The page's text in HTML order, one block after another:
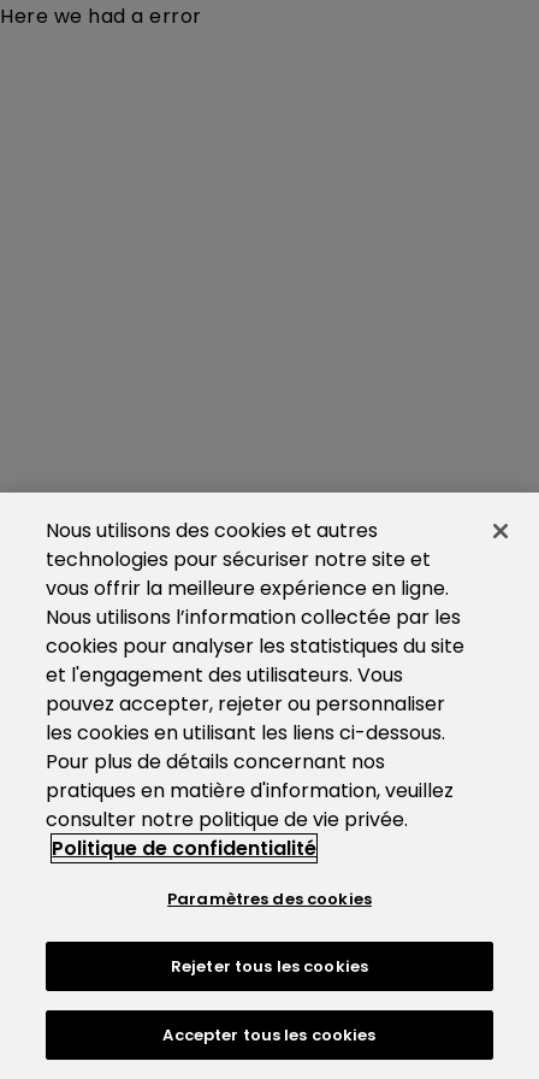
Here we had a error
Nous utilisons des cookies et autres
technologies pour sécuriser notre site et
vous offrir la meilleure expérience en ligne.
Nous utilisons l’information collectée par les
cookies pour analyser les statistiques du site
et l'engagement des utilisateurs. Vous
pouvez accepter, rejeter ou personnaliser
les cookies en utilisant les liens ci-dessous.
Pour plus de détails concernant nos
pratiques en matière d'information, veuillez
consulter notre politique de vie privée.
Politique de confidentialité
Paramètres des cookies
Rejeter tous les cookies
Accepter tous les cookies